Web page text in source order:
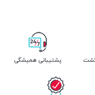
پشتیبانی همیشگی